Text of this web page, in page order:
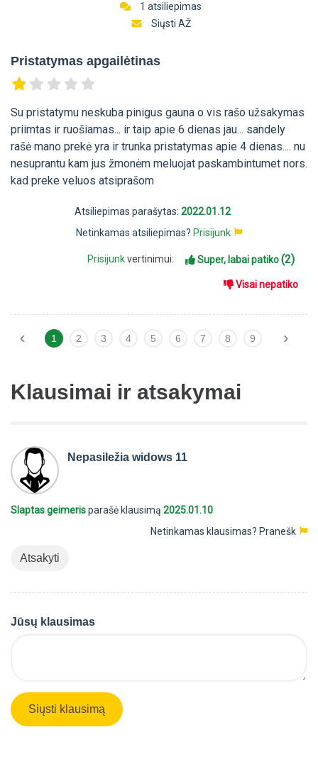
1 atsiliepimas
Siųsti AŽ
Pristatymas apgailėtinas
Su pristatymu neskuba pinigus gauna o vis rašo užsakymas
priimtas ir ruošiamas... ir taip apie 6 dienas jau... sandely
rašė mano prekė yra ir trunka pristatymas apie 4 dienas.... nu
nesuprantu kam jus žmonėm meluojat paskambintumet nors.
kad preke veluos atsiprašom
Atsiliepimas parašytas: 2022.01.12
Netinkamas atsiliepimas? Prisijunk
Prisijunkvertinimui: Super, labai patiko(2)
Visai nepatiko
‹ 1 2 3 4 5 6 7 8 9 ›
Klausimai ir atsakymai
Nepasiležia widows 11
Slaptas geimerisparašė klausimą 2025.01.10
Netinkamas klausimas? Pranešk
Atsakyti
Jūsų klausimas